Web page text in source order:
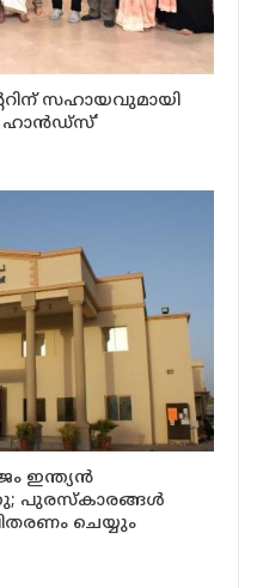
സഹായവുമായി
ഹാൻഡ്‌സ്'
ഇന്ത്യൻ
പുരസ്‌കാരങ്ങൾ
ചെയ്യും